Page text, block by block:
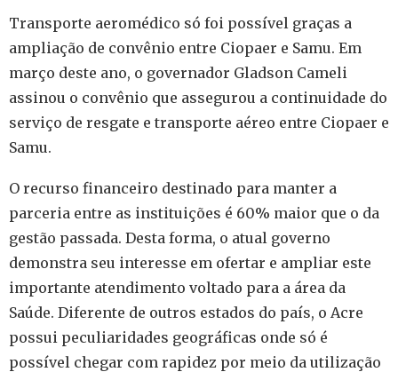
Transporte aeromédico só foi possível graças a
ampliação de convênio entre Ciopaer e Samu. Em
março deste ano, o governador Gladson Cameli
assinou o convênio que assegurou a continuidade do
serviço de resgate e transporte aéreo entre Ciopaer e
Samu.
O recurso financeiro destinado para manter a
parceria entre as instituições é 60% maior que o da
gestão passada. Desta forma, o atual governo
demonstra seu interesse em ofertar e ampliar este
importante atendimento voltado para a área da
Saúde. Diferente de outros estados do país, o Acre
possui peculiaridades geográficas onde só é
possível chegar com rapidez por meio da utilização